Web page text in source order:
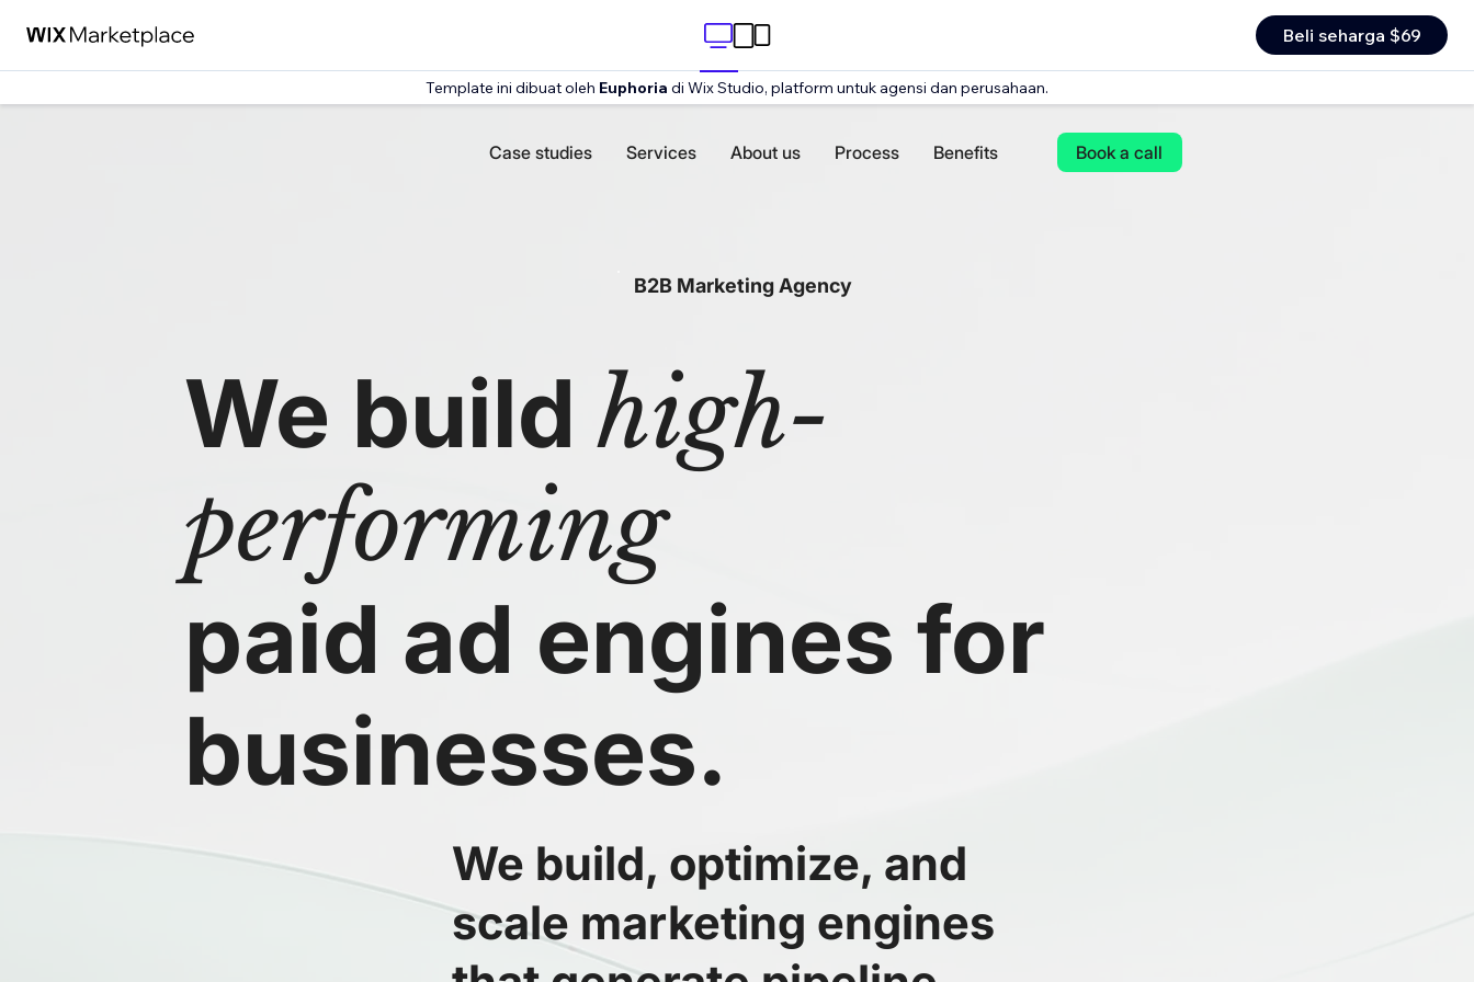
Beli seharga $69
Template ini dibuat oleh Euphoria di Wix Studio, platform untuk agensi dan perusahaan.